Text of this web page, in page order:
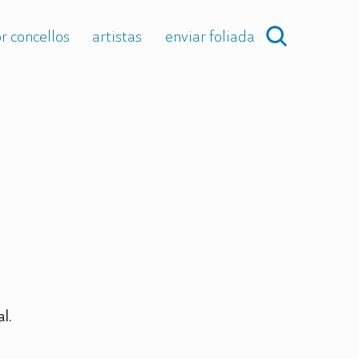
concellos artistas enviar foliada